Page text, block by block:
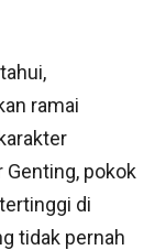
ramai
pokok
di
tidak pernah